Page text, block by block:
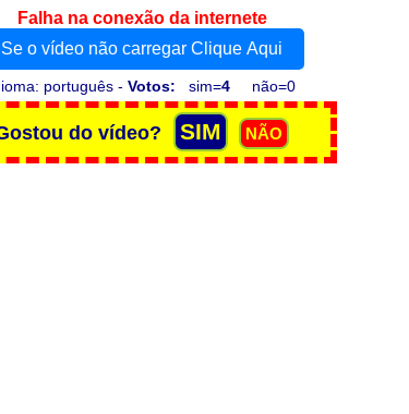
Falha na conexão da internete
Se o vídeo não carregar Clique Aqui
português - Votos: sim=4não=0